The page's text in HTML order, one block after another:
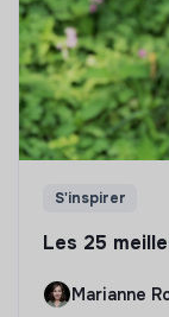
S'inspirer
Les 25
Marianne